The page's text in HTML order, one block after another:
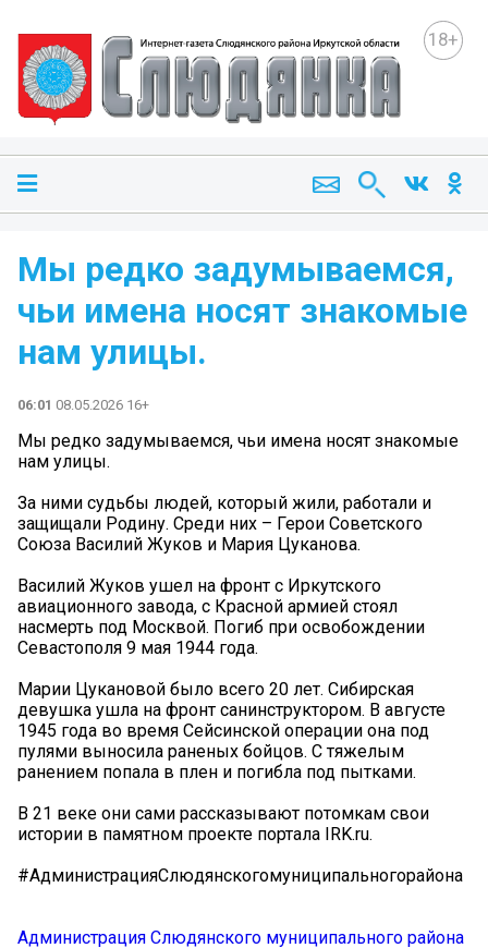
18+
Мы редко задумываемся,
чьи имена носят знакомые
нам улицы.
06:01 08.05.2026 16+
Мы редко задумываемся, чьи имена носят знакомые
нам улицы.
За ними судьбы людей, который жили, работали и
защищали Родину. Среди них – Герои Советского
Союза Василий Жуков и Мария Цуканова.
Василий Жуков ушел на фронт с Иркутского
авиационного завода, с Красной армией стоял
насмерть под Москвой. Погиб при освобождении
Севастополя 9 мая 1944 года.
Марии Цукановой было всего 20 лет. Сибирская
девушка ушла на фронт санинструктором. В августе
1945 года во время Сейсинской операции она под
пулями выносила раненых бойцов. С тяжелым
ранением попала в плен и погибла под пытками.
В 21 веке они сами рассказывают потомкам свои
истории в памятном проекте портала IRK.ru.
#АдминистрацияСлюдянскогомуниципальногорайона
Администрация Слюдянского муниципального района